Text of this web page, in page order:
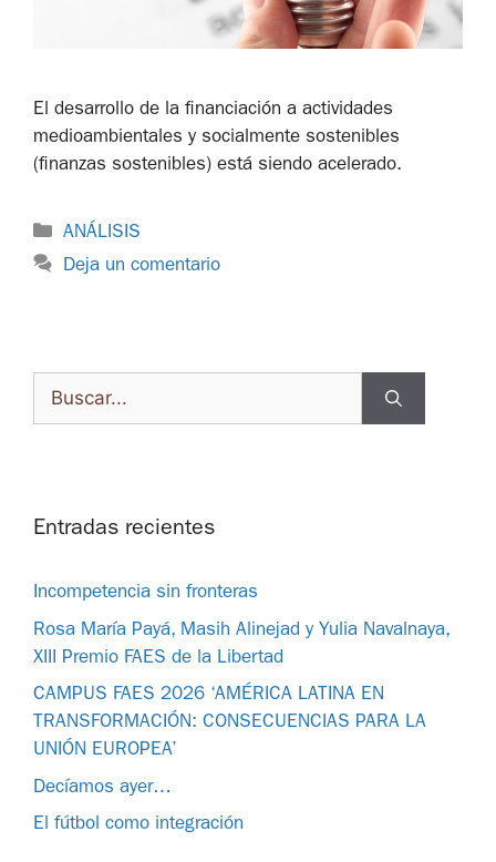
El desarrollo de la financiación a actividades
medioambientales y socialmente sostenibles
(finanzas sostenibles) está siendo acelerado.
ANÁLISIS
Deja un comentario
Entradas recientes
Incompetencia sin fronteras
Rosa María Payá, Masih Alinejad y Yulia Navalnaya,
XIII Premio FAES de la Libertad
CAMPUS FAES 2026 ‘AMÉRICA LATINA EN
TRANSFORMACIÓN: CONSECUENCIAS PARA LA
UNIÓN EUROPEA’
Decíamos ayer…
El fútbol como integración